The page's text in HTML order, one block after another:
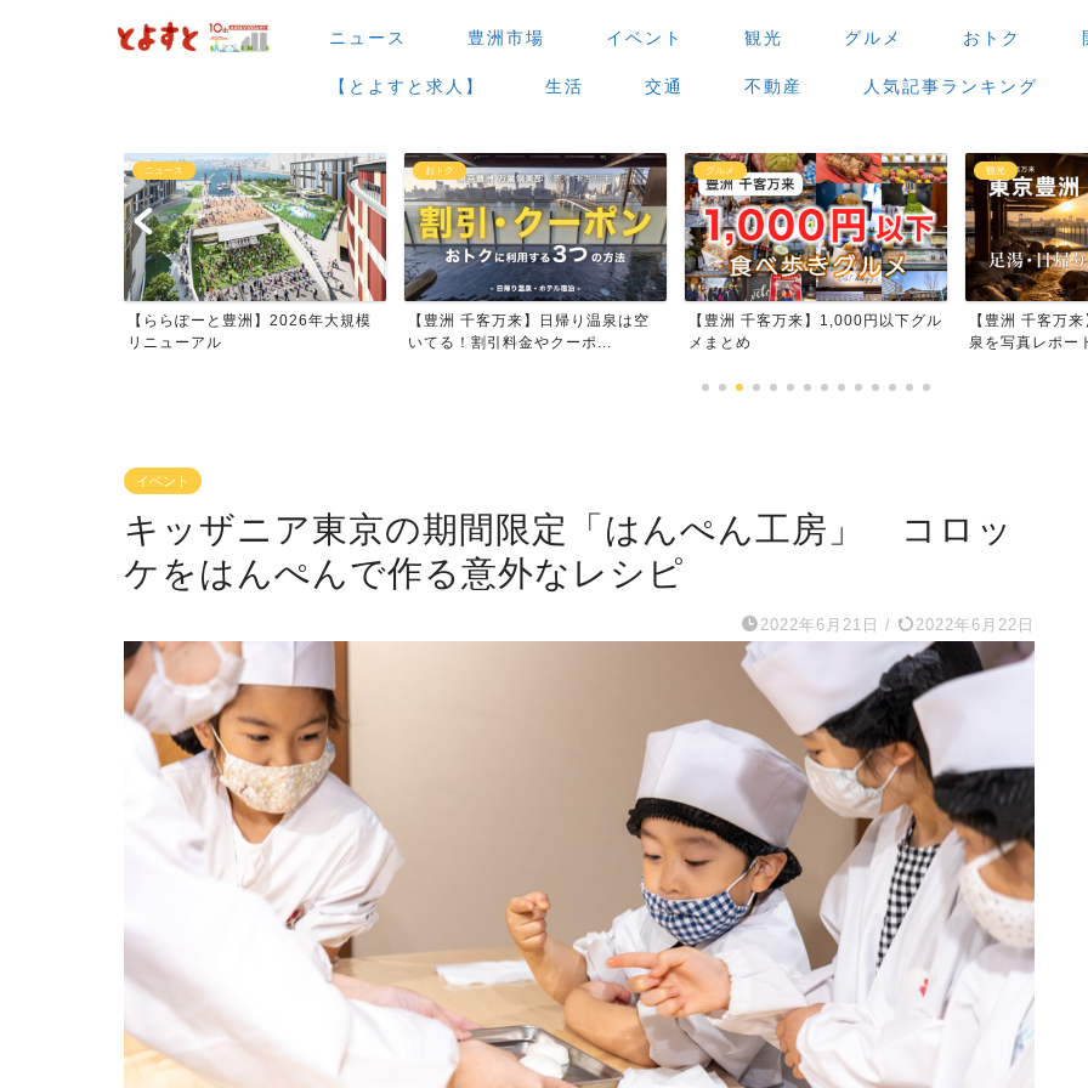
ニュース 豊洲市場 イベント 観光 グルメ おトク
【とよすと求人】 生活 交通 不動産 人気記事ランキング
おトク
【豊洲 千客万来】日帰り温泉は空
いてる！割引料金やクーポ...
グルメ
【豊洲 千客万来】1,000円以下グル
メまとめ
観光
【豊洲 千客万来】足湯・日帰り温
泉を写真レポート
グルメ
【豊洲 千客万
場」で食べ歩き
イベント
キッザニア東京の期間限定「はんぺん工房」 コロッ
ケをはんぺんで作る意外なレシピ
2022年6月21日 / 2022年6月22日